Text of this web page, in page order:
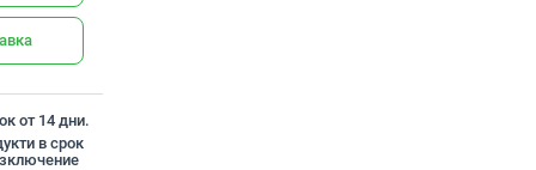
от 14 дни.
в срок